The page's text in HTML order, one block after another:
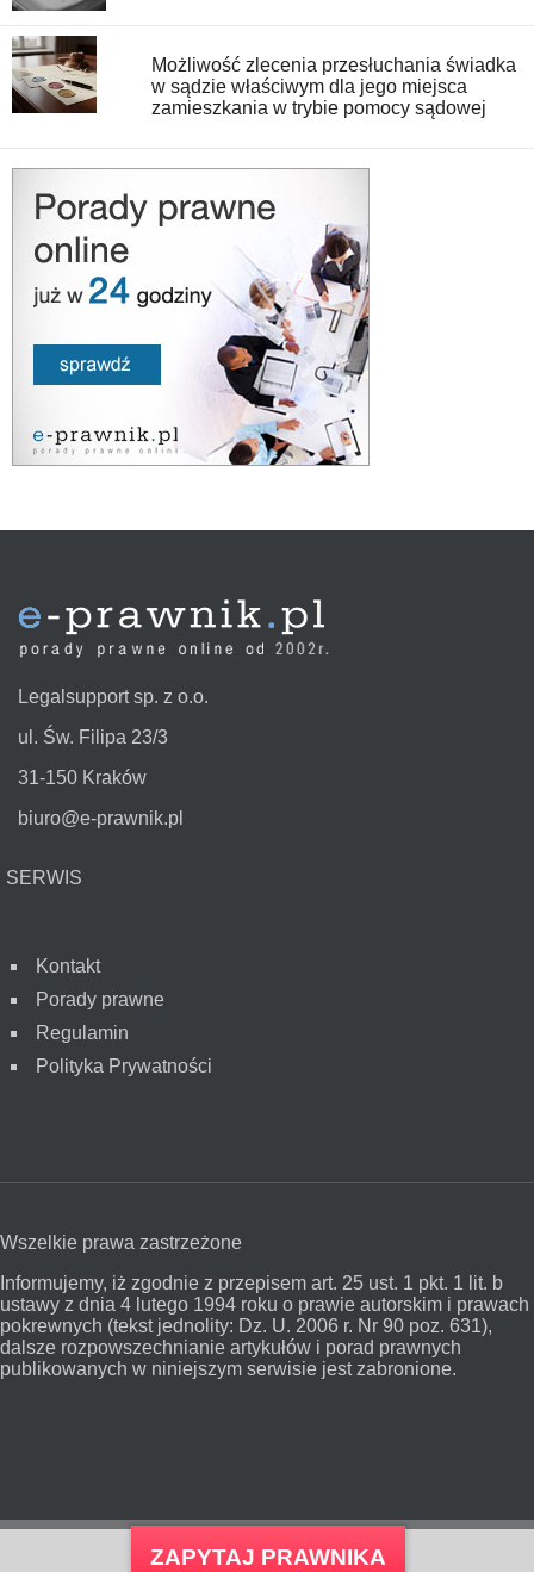
Możliwość zlecenia przesłuchania świadka
w sądzie właściwym dla jego miejsca
zamieszkania w trybie pomocy sądowej
Legalsupport sp. z o.o.
ul. Św. Filipa 23/3
31-150 Kraków
biuro@e-prawnik.pl
SERWIS
Kontakt
Porady prawne
Regulamin
Polityka Prywatności
Wszelkie prawa zastrzeżone
Informujemy, iż zgodnie z przepisem art. 25 ust. 1 pkt. 1 lit. b
ustawy z dnia 4 lutego 1994 roku o prawie autorskim i prawach
pokrewnych (tekst jednolity: Dz. U. 2006 r. Nr 90 poz. 631),
dalsze rozpowszechnianie artykułów i porad prawnych
publikowanych w niniejszym serwisie jest zabronione.
ZAPYTAJ PRAWNIKA